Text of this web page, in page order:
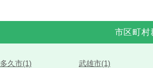
市区町村
多久市(1) 武雄市(1)